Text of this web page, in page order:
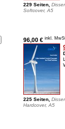
229 Seiten,
Softcover, A5
96,00 € inkl.
225 Seiten,
Hardcover, A5